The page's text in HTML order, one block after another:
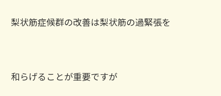
梨状筋症候群の改善は梨状筋の過緊張を
和らげることが重要ですが